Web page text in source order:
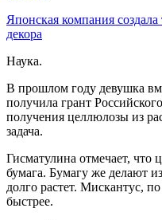
Японская компания
декора
Наука.
В прошлом году девушка
получила грант
получения целлюлозы из
задача.
Гисматулина отмечает,
бумага. Бумагу же делают
долго растет. Мискантус,
быстрее.